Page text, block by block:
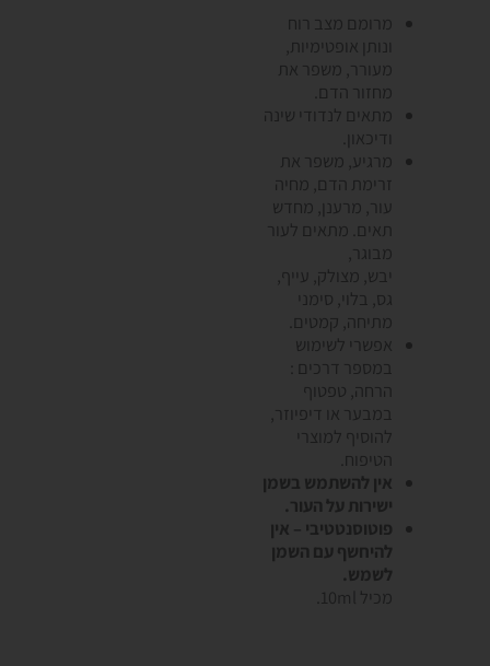
מרומם מצב רוח
ונותן אופטימיות,
מעורר, משפר את
מחזור הדם.
מתאים לנדודי שינה
ודיכאון.
מרגיע, משפר את
זרימת הדם, מחיה
עור, מרענן, מחדש
תאים. מתאים לעור
מבוגר,
יבש, מצולק, עייף,
גס, בלוי, סימני
מתיחה, קמטים.
אפשרי לשימוש
במספר דרכים :
הרחה, טפטוף
במבער או דיפיוזר,
להוסיף למוצרי
הטיפוח.
אין להשתמש בשמן
ישירות על העור.
פוטוסנטטיבי – אין
להיחשף עם השמן
לשמש.
מכיל 10ml.